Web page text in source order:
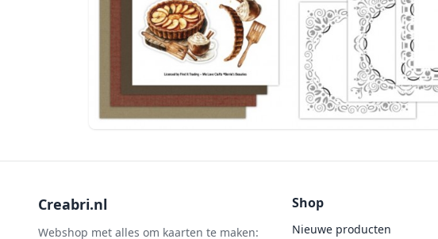
Creabri.nl
Webshop met alles om kaarten te maken:
Shop
Nieuwe producten